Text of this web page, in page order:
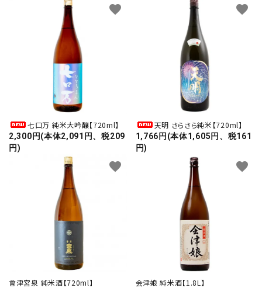
七口万 純米大吟醸【720ml】
2,300円(本体2,091円、税209
円)
favorite
天明 さらさら純米【720ml】
1,766円(本体1,605円、税161
円)
favorite
會津宮泉 純米酒【720ml】
favorite
会津娘 純米酒【1.8L】
favorite